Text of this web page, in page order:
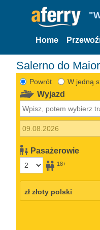
Home
Salerno do
Powrót W jedną
Wyjazd
Pasażerowie
18+